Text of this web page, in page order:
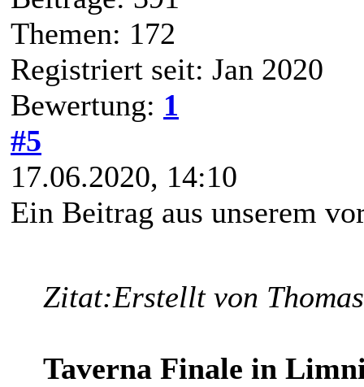
Themen: 172
Registriert seit: Jan 2020
Bewertung: 1
#5
17.06.2020, 14:10
Ein Beitrag aus unserem
Zitat:Erstellt von Thomas
Taverna Finale in